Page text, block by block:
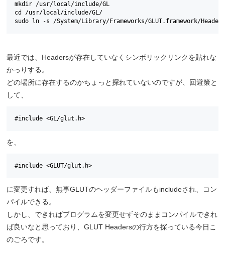
mkdir /usr/local/include/GL
cd /usr/local/include/GL/
最近では、Headersが存在していなくシンボリックリンクを貼れな
かっりする。
どの場所に存在するのかちょっと探れていないのですが、回避策と
して、
#include <GL/glut.h>
を、
#include <GLUT/glut.h>
に変更すれば、無事GLUTのヘッダーファイルもincludeされ、コン
パイルできる。
しかし、できればプログラムを変更せずそのままコンパイルできれ
ば良いなと思っており、GLUT Headersの行方を探っている今日こ
のごろです。